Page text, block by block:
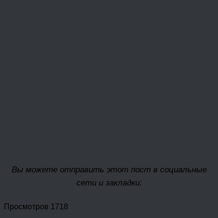
Вы можете отправить этот пост в социальные
сети и закладки:
Просмотров 1718